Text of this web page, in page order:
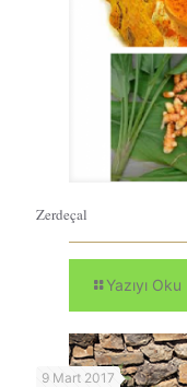
Zerdeçal
Yazıyı Oku
9 Mart 2017